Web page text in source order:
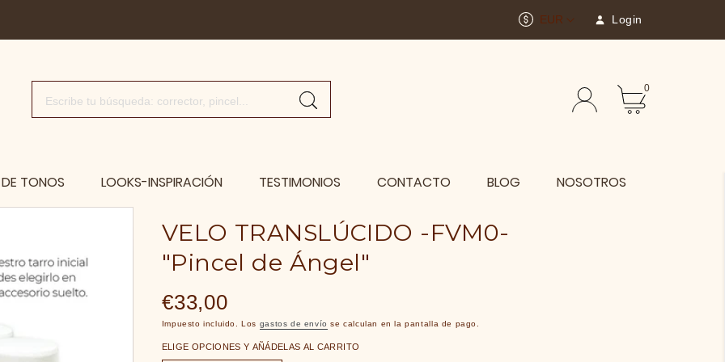
EUR Login
0
TONOS LOOKS-INSPIRACIÓN TESTIMONIOS CONTACTO BLOG NOSOTROS
VELO TRANSLÚCIDO -FVM0-
"Pincel de Ángel"
Precio habitual
€33,00
Impuesto incluido. Los gastos de envío se calculan en la pantalla de pago.
ELIGE OPCIONES Y AÑÁDELAS AL CARRITO